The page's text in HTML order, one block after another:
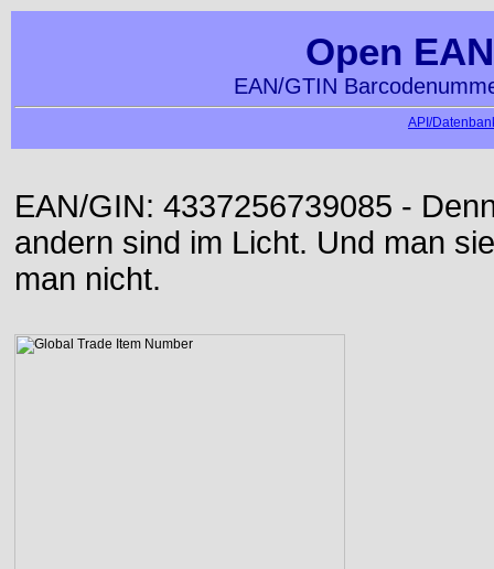
Open
EAN/GTIN
API/
EAN/GIN: 4337256739085 -
andern sind im Licht. Und man
man nicht.